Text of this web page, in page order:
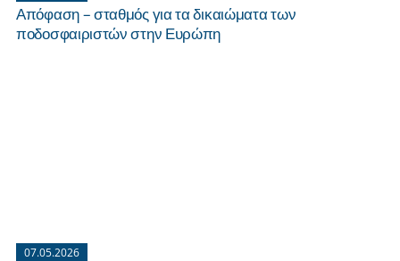
Απόφαση – σταθμός για τα δικαιώματα των
ποδοσφαιριστών στην Ευρώπη
07.05.2026